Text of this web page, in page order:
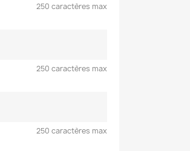
250 caractères max
250 caractères max
250 caractères max